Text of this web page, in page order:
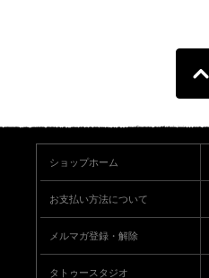
ショップホーム
お支払い方法について
メルマガ登録・解除
タトゥースタジオ